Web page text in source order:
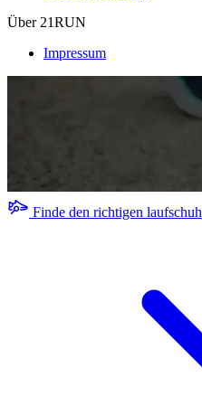
Über 21RUN
Impressum
Finde den richtigen laufschuh